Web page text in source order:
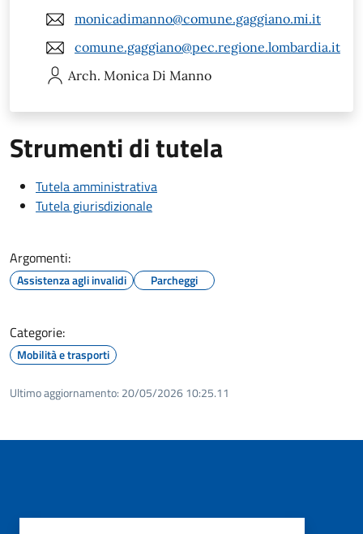
monicadimanno@comune.gaggiano.mi.it
comune.gaggiano@pec.regione.lombardia.it
Arch. Monica Di Manno
Strumenti di tutela
Tutela amministrativa
Tutela giurisdizionale
Argomenti:
Assistenza agli invalidi Parcheggi
Categorie:
Mobilità e trasporti
Ultimo aggiornamento: 20/05/2026 10:25.11